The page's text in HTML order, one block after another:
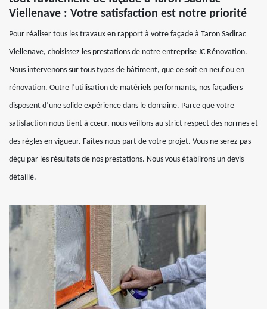
Viellenave : Votre satisfaction est notre priorité
Pour réaliser tous les travaux en rapport à votre façade à Taron Sadirac
Viellenave, choisissez les prestations de notre entreprise JC Rénovation.
Nous intervenons sur tous types de bâtiment, que ce soit en neuf ou en
rénovation. Outre l’utilisation de matériels performants, nos façadiers
disposent d’une solide expérience dans le domaine. Parce que votre
satisfaction nous tient à cœur, nous veillons au strict respect des normes et
des règles en vigueur. Faites-nous part de votre projet. Vous ne serez pas
déçu par les résultats de nos prestations. Nous vous établirons un devis
détaillé.